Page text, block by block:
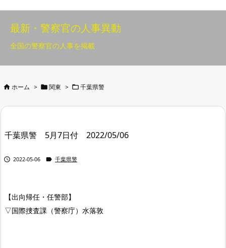
最新・警察官の人事異動
全国の警察官の人事を掲載
 ホーム >  関東 >  千葉県警
千葉県警 5月7日付 2022/05/06
 2022-05-06  千葉県警
【出向帰任・任警部】
▽国際捜査課（警察庁）水落敦